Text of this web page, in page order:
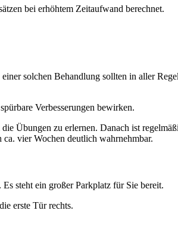
bei erhöhtem Zeitaufwand berechnet.
solchen Behandlung sollten in aller
Verbesserungen bewirken.
Übungen zu erlernen. Danach ist
vier Wochen deutlich wahrnehmbar.
steht ein großer Parkplatz für Sie bereit.
erste Tür rechts.